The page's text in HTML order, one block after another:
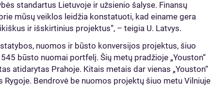
standartus Lietuvoje ir užsienio šalyse. Finansų
mūsų veiklos leidžia konstatuoti, kad einame gera
ir išskirtinius projektus“, – teigia U. Latvys.
nuomos ir būsto konversijos projektus, šiuo
būsto nuomai portfelį. Šių metų pradžioje „Youston“
atidarytas Prahoje. Kitais metais dar vienas „Youston“
Rygoje. Bendrovė be nuomos projektų šiuo metu Vilniuje